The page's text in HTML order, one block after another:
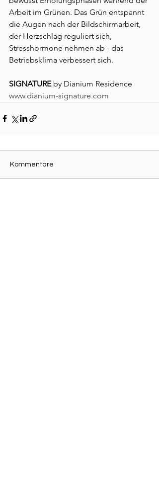
Arbeit im Grünen. Das Grün entspannt
die Augen nach der Bildschirmarbeit,
der Herzschlag reguliert sich,
Stresshormone nehmen ab ­- das
Betriebsklima verbessert sich.
SIGNATURE by Dianium Residence
www.dianium-signature.com
Kommentare